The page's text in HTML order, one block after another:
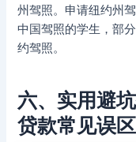
州驾照。申请纽约州
中国驾照的学生，部
约驾照。
六、实用避
贷款常见误区